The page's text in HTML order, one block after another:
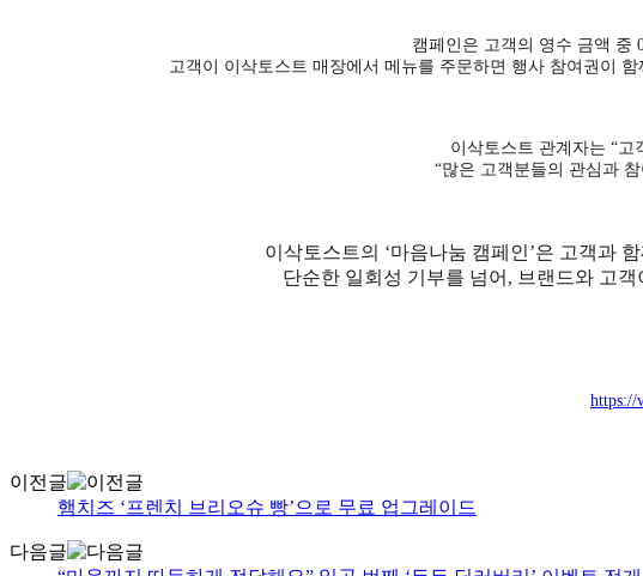
캠페인은 고객의 영수 금액 중
고객이 이삭토스트 매장에서 메뉴를 주문하면 행사 참여권이
이삭토스트 관계자는 “고
“많은 고객분들의 관심과
이삭토스트의 ‘마음나눔 캠페인’은 고객과
단순한 일회성 기부를 넘어, 브랜드와 고
https://
이전글
햄치즈 ‘프렌치 브리오슈 빵’으로 무료 업그레이드
다음글